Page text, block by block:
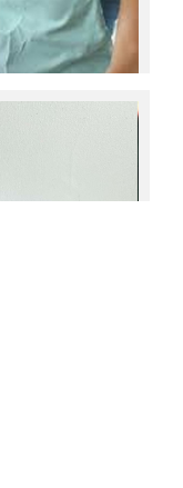
ഇടിക്കാനും
ആ
ആള്‍ക്കൂട്ട
മോഹന്
ചില